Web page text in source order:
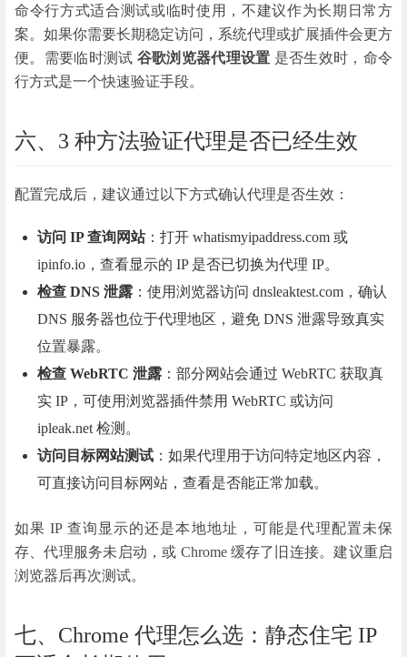
命令行方式适合测试或临时使用，不建议作为长期日常方
案。如果你需要长期稳定访问，系统代理或扩展插件会更方
便。需要临时测试 谷歌浏览器代理设置 是否生效时，命令
行方式是一个快速验证手段。
六、3 种方法验证代理是否已经生效
配置完成后，建议通过以下方式确认代理是否生效：
访问 IP 查询网站：打开 whatismyipaddress.com 或
ipinfo.io，查看显示的 IP 是否已切换为代理 IP。
检查 DNS 泄露 ：使用浏览器访问 dnsleaktest.com，确认
DNS 服务器也位于代理地区，避免 DNS 泄露导致真实
位置暴露。
检查 WebRTC 泄露 ：部分网站会通过 WebRTC 获取真
实 IP，可使用浏览器插件禁用 WebRTC 或访问
ipleak.net 检测。
访问目标网站测试 ：如果代理用于访问特定地区内容，
可直接访问目标网站，查看是否能正常加载。
如果 IP 查询显示的还是本地地址，可能是代理配置未保
存、代理服务未启动，或 Chrome 缓存了旧连接。建议重启
浏览器后再次测试。
七、Chrome 代理怎么选：静态住宅 IP